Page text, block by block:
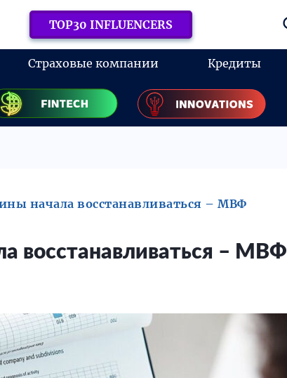
TOP30 INFLUENCERS
Страховые компании Кредиты
начала восстанавливаться – МВФ
восстанавливаться – МВФ